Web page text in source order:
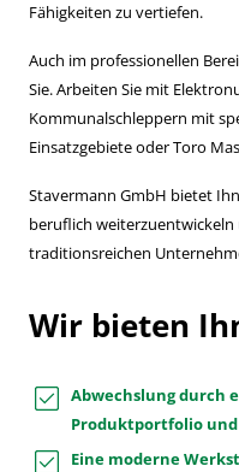
Fähigkeiten zu vertiefen.
Auch im professionellen
Sie. Arbeiten Sie mit
Kommunalschleppern mit
Einsatzgebiete oder Toro
Stavermann GmbH bietet
beruflich
traditionsreichen
Wir bieten
Abwechslung durch
Produktportfolio
Eine moderne